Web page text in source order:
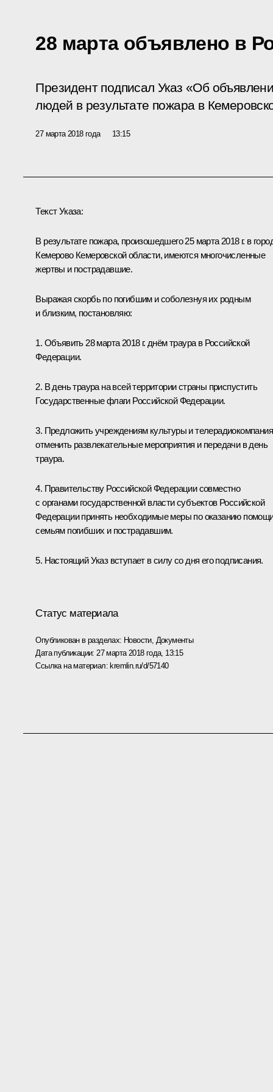
28 марта объявлено в
Президент подписал Указ «Об
людей в результате пожара в
27 марта 2018 года 13:15
Текст Указа:
В результате пожара, произошедшего 25 марта 2018 г. в
Кемерово Кемеровской области, имеются многочисленные
жертвы и пострадавшие.
Выражая скорбь по погибшим и соболезнуя их родным
и близким, постановляю:
1. Объявить 28 марта 2018 г. днём траура в Российской
Федерации.
2. В день траура на всей территории страны приспустить
Государственные флаги Российской Федерации.
3. Предложить учреждениям культуры и
отменить развлекательные мероприятия и передачи в день
траура.
4. Правительству Российской Федерации совместно
с органами государственной власти субъектов Российской
Федерации принять необходимые меры по оказанию
семьям погибших и пострадавшим.
5. Настоящий Указ вступает в силу со дня его подписания.
Статус материала
Опубликован в разделах: Новости, Документы
Дата публикации: 27 марта 2018 года, 13:15
Ссылка на материал: kremlin.ru/d/57140